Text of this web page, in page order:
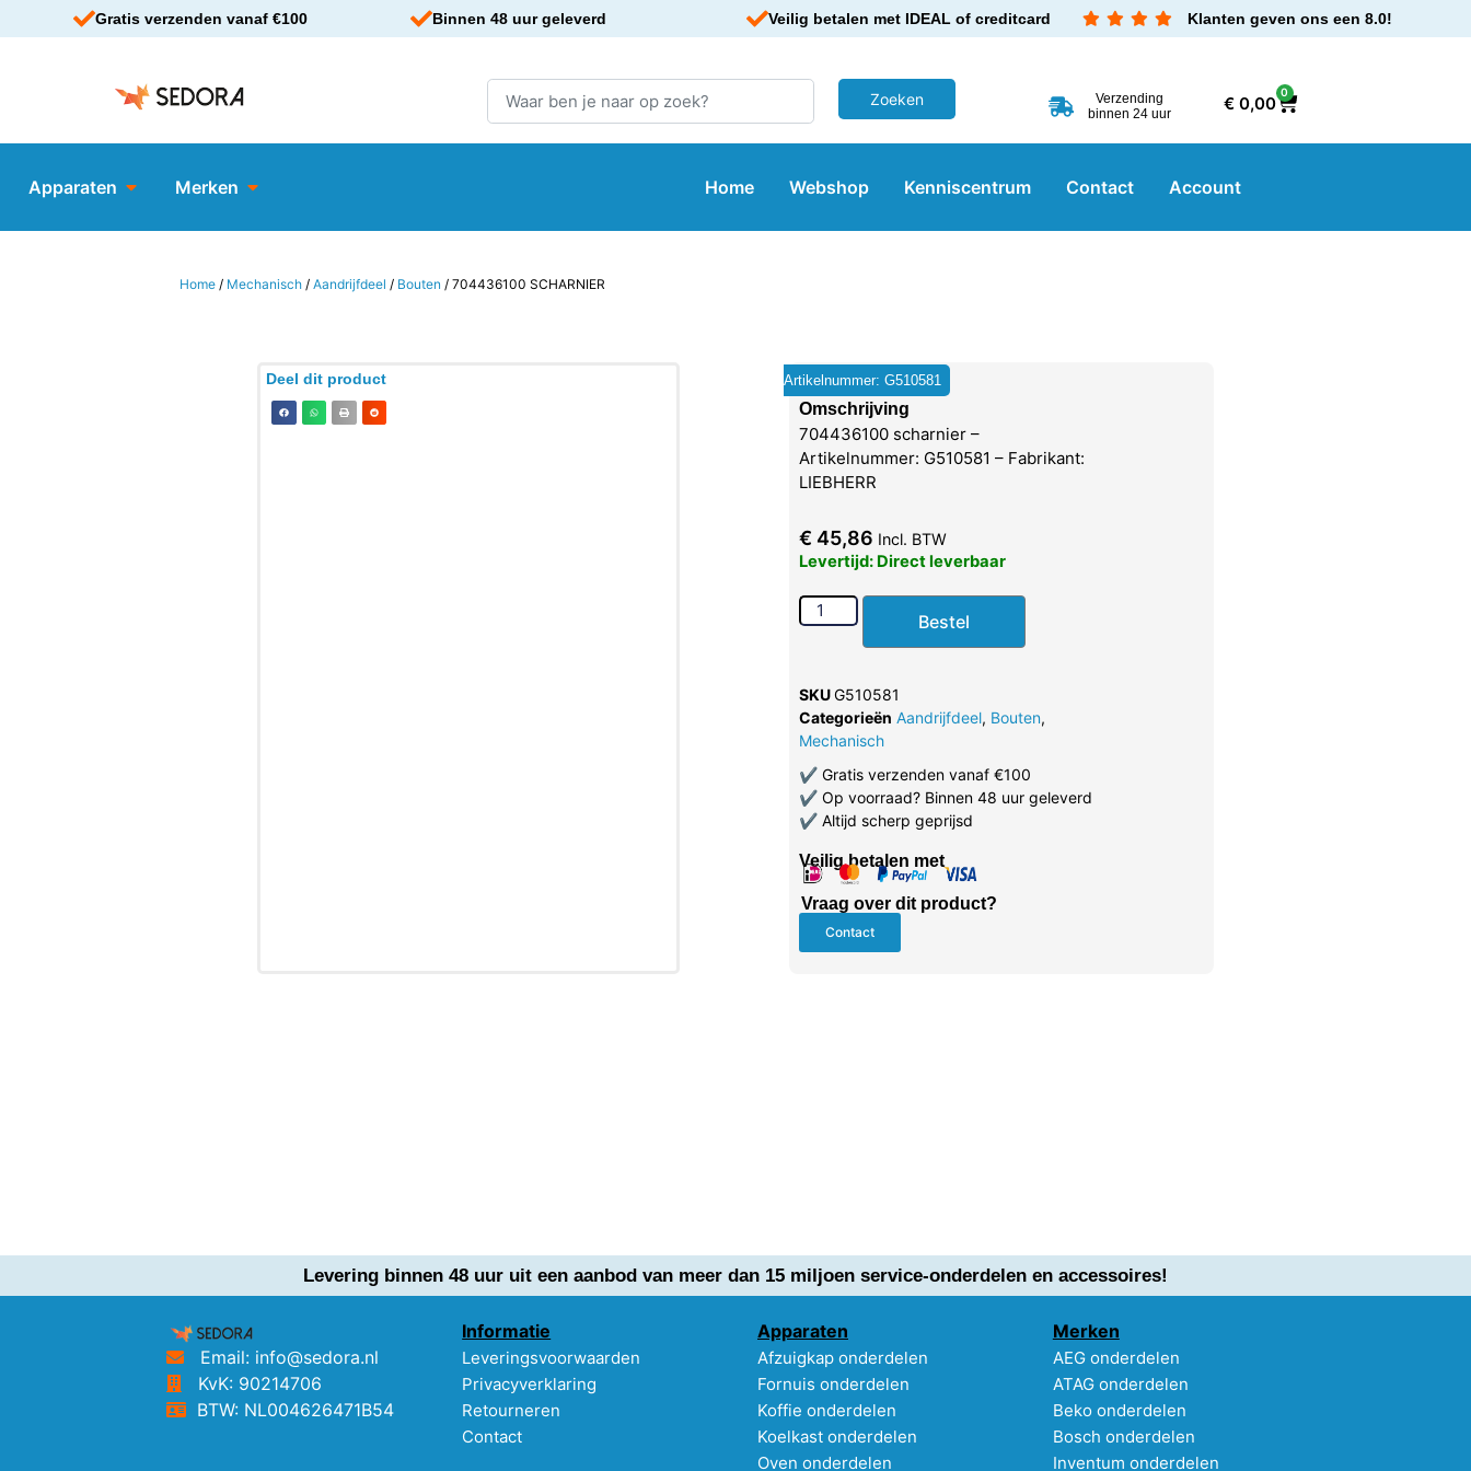
Gratis verzenden vanaf €100 Binnen 48 uur geleverd Veilig betalen met IDEAL of creditcard Klanten geven ons een 8.0!
Verzending
binnen 24 uur
€0,00
0
Apparaten Merken Home Webshop Kenniscentrum Contact Account
Home / Mechanisch /Aandrijfdeel / Bouten / 704436100 SCHARNIER
Deel dit product Artikelnummer: G510581
Omschrijving
704436100 scharnier –
Artikelnummer: G510581 – Fabrikant:
LIEBHERR
€ 45,86 Incl. BTW
Levertijd: Direct leverbaar
Bestel
SKUG510581
Categorieën Aandrijfdeel, Bouten,
Mechanisch
✔Gratis verzenden vanaf €100
✔Op voorraad? Binnen 48 uur geleverd
✔Altijd scherp geprijsd
Veilig betalen met
Vraag over dit product?
Contact
Levering binnen 48 uur uit een aanbod van meer dan 15 miljoen service-onderdelen en accessoires!
Email: info@sedora.nl
KvK: 90214706
BTW: NL004626471B54
Informatie
Leveringsvoorwaarden
Privacyverklaring
Retourneren
Contact
Apparaten
Afzuigkap onderdelen
Fornuis onderdelen
Koffie onderdelen
Koelkast onderdelen
Oven onderdelen
Merken
AEG onderdelen
ATAG onderdelen
Beko onderdelen
Bosch onderdelen
Inventum onderdelen